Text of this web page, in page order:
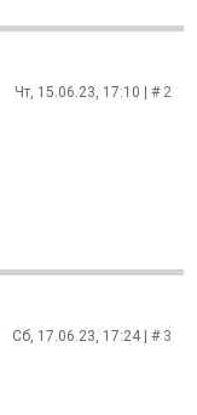
Чт, 15.06.23, 17:10 | # 2
Сб, 17.06.23, 17:24 | # 3